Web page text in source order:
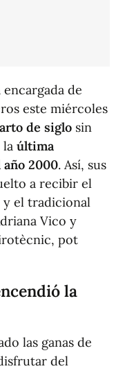
encargada de
este miércoles
de siglo sin
la última
2000. Así, sus
a recibir el
el tradicional
Vico y
pot
la
las ganas de
del